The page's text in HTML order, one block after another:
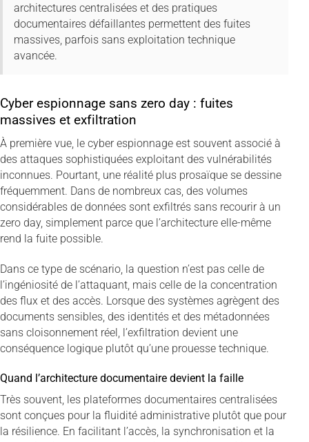
architectures centralisées et des pratiques
documentaires défaillantes permettent des fuites
massives, parfois sans exploitation technique
avancée.
Cyber espionnage sans zero day : fuites
massives et exfiltration
À première vue, le cyber espionnage est souvent associé à
des attaques sophistiquées exploitant des vulnérabilités
inconnues. Pourtant, une réalité plus prosaïque se dessine
fréquemment. Dans de nombreux cas, des volumes
considérables de données sont exfiltrés sans recourir à un
zero day, simplement parce que l’architecture elle-même
rend la fuite possible.
Dans ce type de scénario, la question n’est pas celle de
l’ingéniosité de l’attaquant, mais celle de la concentration
des flux et des accès. Lorsque des systèmes agrègent des
documents sensibles, des identités et des métadonnées
sans cloisonnement réel, l’exfiltration devient une
conséquence logique plutôt qu’une prouesse technique.
Quand l’architecture documentaire devient la faille
Très souvent, les plateformes documentaires centralisées
sont conçues pour la fluidité administrative plutôt que pour
la résilience. En facilitant l’accès, la synchronisation et la